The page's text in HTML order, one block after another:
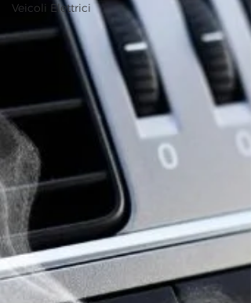
Veicoli Elettrici